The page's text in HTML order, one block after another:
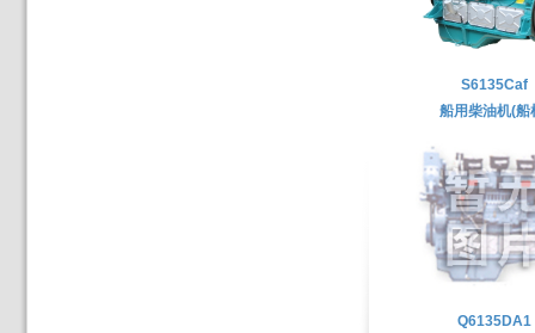
S6135Caf
船用柴油机(船
Q6135DA1